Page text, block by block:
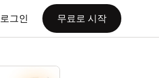
로그인 무료로 시작